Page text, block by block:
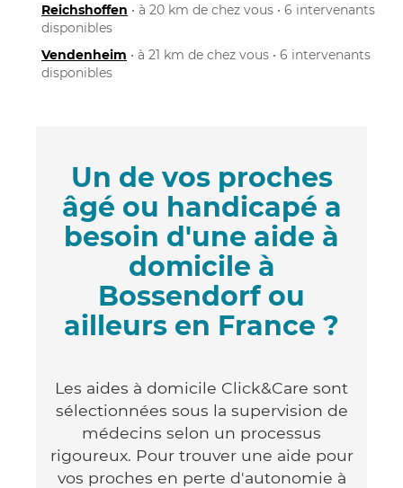
Reichshoffen • à 20 km de chez vous • 6 intervenants
disponibles
Vendenheim • à 21 km de chez vous • 6 intervenants
disponibles
Un de vos proches
âgé ou handicapé a
besoin d'une aide à
domicile à
Bossendorf ou
ailleurs en France ?
Les aides à domicile Click&Care sont
sélectionnées sous la supervision de
médecins selon un processus
rigoureux. Pour trouver une aide pour
vos proches en perte d'autonomie à